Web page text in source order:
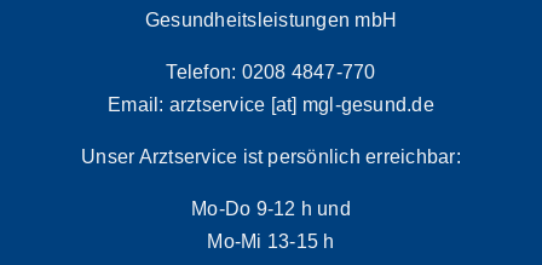
Gesundheitsleistungen mbH
Telefon: 0208 4847-770
Email: arztservice [at] mgl-gesund.de
Unser Arztservice ist persönlich erreichbar:
Mo-Do 9-12 h und
Mo-Mi 13-15 h